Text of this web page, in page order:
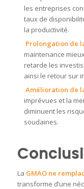
les entreprises
taux de
la productivité.
Prolongation de
maintenance
retarde les
ainsi le retour sur
Amélioration de
imprévues et la
diminuent les
soudaines.
La GMAO ne
transforme d’une